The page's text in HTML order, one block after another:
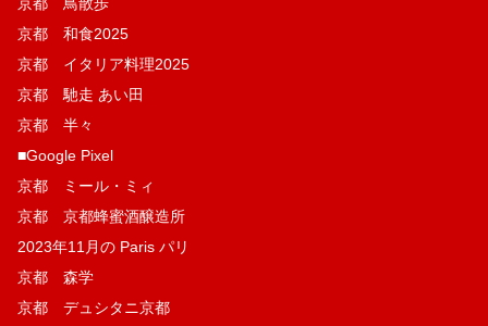
京都 和食2025
京都 イタリア料理2025
京都 馳走 あい田
京都 半々
■Google Pixel
京都 ミール・ミィ
京都 京都蜂蜜酒醸造所
2023年11月の Paris パリ
京都 森学
京都 デュシタニ京都